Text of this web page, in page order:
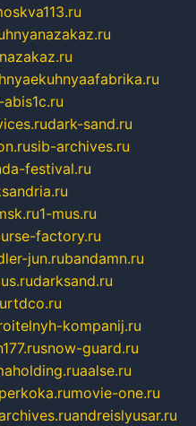
abis1c.ru
dark-sand.ru
sib-archives.ru
festival.ru
1-mus.ru
factory.ru
jun.rubandamn.ru
darksand.ru
rtdco.ru
kompanij.ru
snow-guard.ru
aalse.ru
perkoka.rumovie-one.ru
andreislyusar.ru